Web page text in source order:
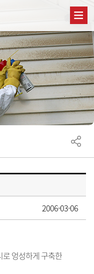
2006-03-06
엉성하게 구축한